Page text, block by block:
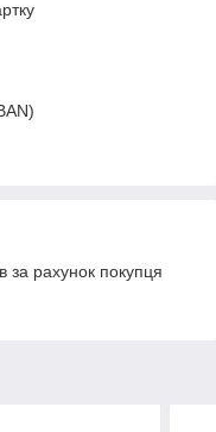
за рахунок покупця